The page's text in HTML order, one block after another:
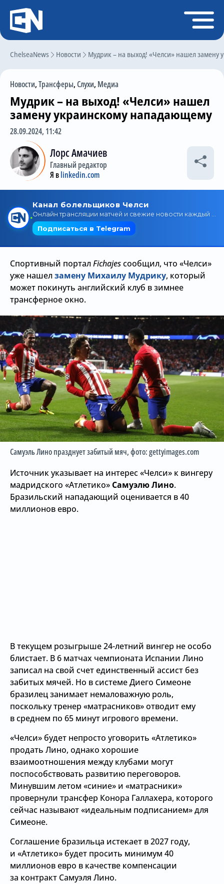
ChelseaNews Новости Мудрик – на выход! «Челси» нашел замену
Новости,Трансферы,Слухи, Медиа
Мудрик – на выход! «Челси» нашел
замену украинскому нападающему
28.09.2024, 11:42
Лорс Амачиев
Главный редактор
Я вlinkedin.com
Спортивный порталFichajesсообщил, что «Челси»
уже нашелзамену Михаилу Мудрику, который
может покинуть английский клуб в зимнее
трансферное окно.
Самуэль Лино празднует забитый мяч, фото: gettyimages.com
Источник указывает на интерес «Челси» к вингеру
мадридского «Атлетико» Самуэлю Лино.
Бразильский нападающий оценивается в 40
миллионов евро.
В текущем розыгрыше 24-летний вингер не особо
блистает. В 6 матчах чемпионата Испании Лино
записал на свой счет единственный ассист без
забитых мячей. Но в системе Диего Симеоне
бразилец занимает немаловажную роль,
поскольку тренер «матрасников» отводит ему
в среднем по 65 минут игрового времени.
«Челси» будет непросто уговорить «Атлетико»
продать Лино, однако хорошие
взаимоотношения между клубами могут
поспособствовать развитию переговоров.
Минувшим летом «синие» и «матрасники»
провернули трансфер Конора Галлахера, которого
сейчас называют «идеальным подписанием» для
Симеоне.
Соглашение бразильца истекает в 2027 году,
и «Атлетико» будет просить минимум 40
миллионов евро в качестве компенсации
за контракт Самуэля Лино.
Регистрация
Главная
Чат
Трансферы
Слухи
История Челси
Статистика
Календарь игр
Состав команды
Поиск по сайту
О сайте
Контакты